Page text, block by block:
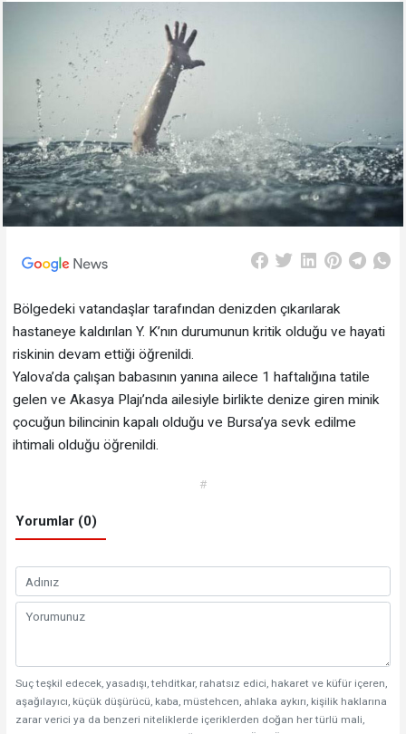
Bölgedeki vatandaşlar tarafından denizden çıkarılarak
hastaneye kaldırılan Y. K’nın durumunun kritik olduğu ve hayati
riskinin devam ettiği öğrenildi.
Yalova’da çalışan babasının yanına ailece 1 haftalığına tatile
gelen ve Akasya Plajı’nda ailesiyle birlikte denize giren minik
çocuğun bilincinin kapalı olduğu ve Bursa’ya sevk edilme
ihtimali olduğu öğrenildi.
#
Yorumlar (0)
Suç teşkil edecek, yasadışı, tehditkar, rahatsız edici, hakaret ve küfür içeren,
aşağılayıcı, küçük düşürücü, kaba, müstehcen, ahlaka aykırı, kişilik haklarına
zarar verici ya da benzeri niteliklerde içeriklerden doğan her türlü mali,